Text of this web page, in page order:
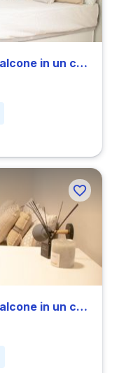
Comodo camera doppia con balcone in un coliving con 4 camere in Derecha de Eixample
Comodo camera doppia con balcone in un coliving con 4 camere in Derecha de Eixample